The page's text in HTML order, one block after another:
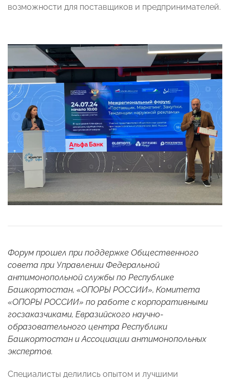
возможности для поставщиков и предпринимателей.
Форум прошел при поддержке Общественного
совета при Управлении Федеральной
антимонопольной службы по Республике
Башкортостан, «ОПОРЫ РОССИИ», Комитета
«ОПОРЫ РОССИИ» по работе с корпоративными
госзаказчиками, Евразийского научно-
образовательного центра Республики
Башкортостан и Ассоциации антимонопольных
экспертов.
Специалисты делились опытом и лучшими